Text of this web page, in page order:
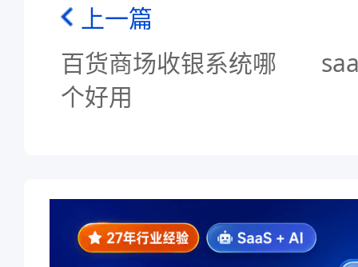
上一篇
百货商场收银系统哪
个好用